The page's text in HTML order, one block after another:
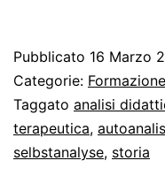
analizzare
di
più
Pubblicato 16 Marzo
Categorie: Formazione
Taggato analisi
terapeutica,
selbstanalyse, storia